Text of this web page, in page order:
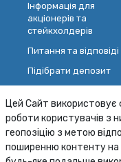
Цей Сайт використовує
роботи користувачів з
геопозіцію з метою
поширенню контенту
Інформація для
акціонерів та
стейкхолдерів
Питання та відповіді
Підібрати депозит
Обрати платіжну
Зворотній зв'язок